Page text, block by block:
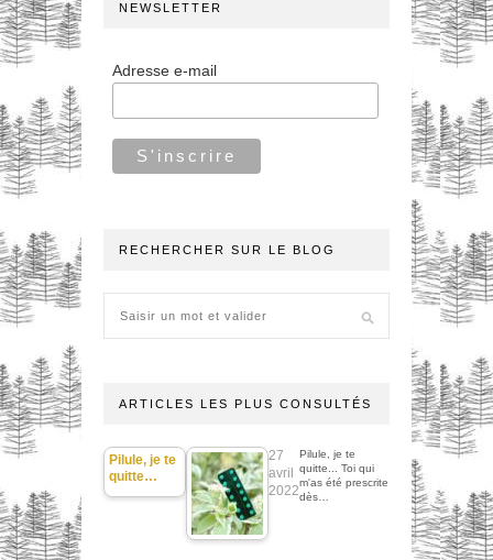
NEWSLETTER
Adresse e-mail
RECHERCHER SUR LE BLOG
ARTICLES LES PLUS CONSULTÉS
Pilule, je te
quitte…
27
avril
2022
Pilule, je te
quitte... Toi qui
m'as été prescrite
dès…